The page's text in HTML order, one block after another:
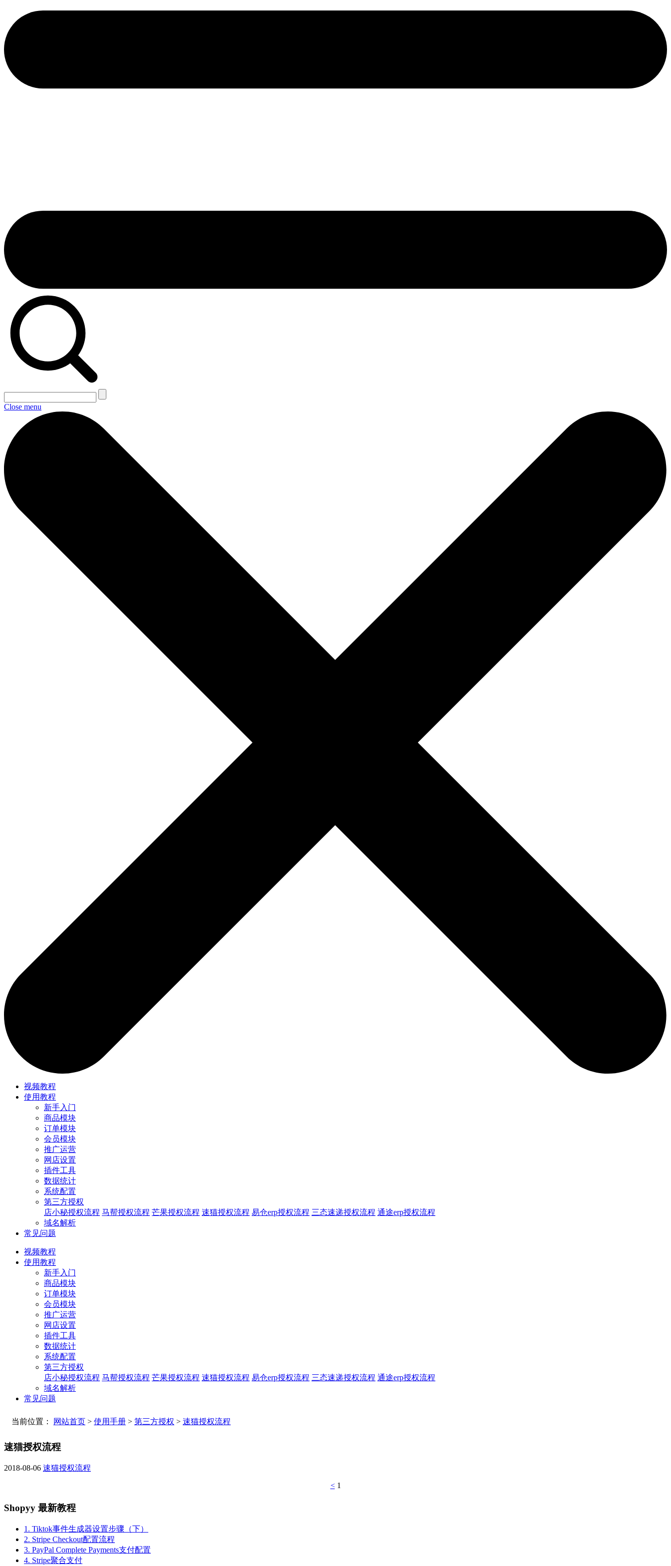
Close menu
视频教程
使用教程
新手入门
商品模块
订单模块
会员模块
推广运营
网店设置
插件工具
数据统计
系统配置
第三方授权
店小秘授权流程 马帮授权流程 芒果授权流程 速猫授权流程 易仓erp授权流程 三态速递授权流程 通途erp授权流程
域名解析
常见问题
视频教程
使用教程
新手入门
商品模块
订单模块
会员模块
推广运营
网店设置
插件工具
数据统计
系统配置
第三方授权
店小秘授权流程 马帮授权流程 芒果授权流程 速猫授权流程 易仓erp授权流程 三态速递授权流程 通途erp授权流程
域名解析
常见问题
当前位置： 网站首页 > 使用手册 > 第三方授权 > 速猫授权流程
速猫授权流程
2018-08-06 速猫授权流程
< 1
Shopyy 最新教程
1. Tiktok事件生成器设置步骤（下）
2. Stripe Checkout配置流程
3. PayPal Complete Payments支付配置
4. Stripe聚合支付